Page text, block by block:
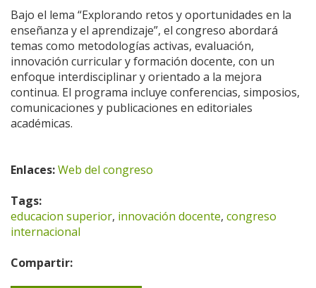
Bajo el lema “Explorando retos y oportunidades en la
enseñanza y el aprendizaje”, el congreso abordará
temas como metodologías activas, evaluación,
innovación curricular y formación docente, con un
enfoque interdisciplinar y orientado a la mejora
continua. El programa incluye conferencias, simposios,
comunicaciones y publicaciones en editoriales
académicas.
Enlaces:Web del congreso
Tags:
educacion superior, innovación docente, congreso
internacional
Compartir: